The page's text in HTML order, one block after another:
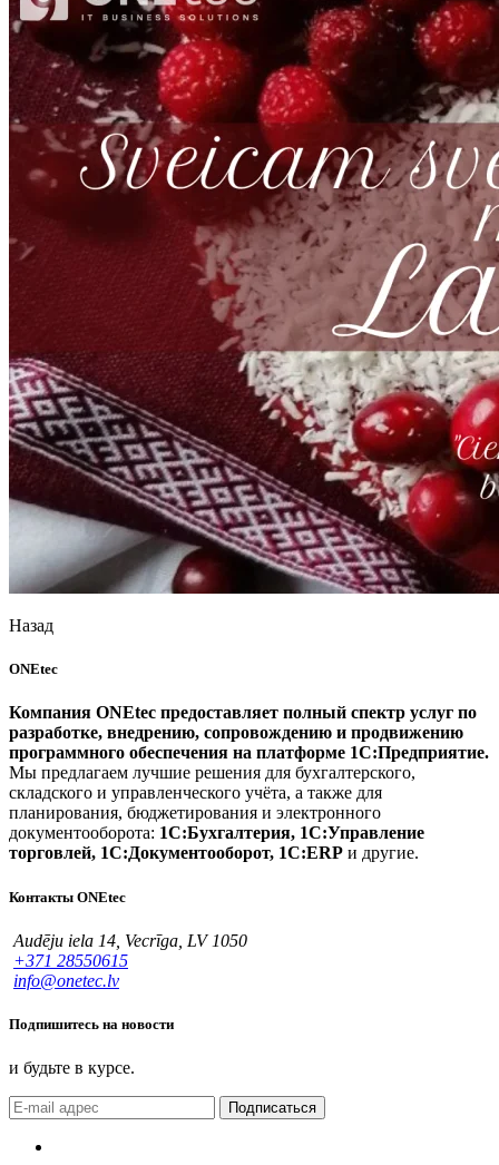
Назад
ONEtec
Компания ONEtec предоставляет полный спектр услуг по
разработке, внедрению, сопровождению и продвижению
программного обеспечения на платформе 1С:Предприятие.
Мы предлагаем лучшие решения для бухгалтерского,
складского и управленческого учёта, а также для
планирования, бюджетирования и электронного
документооборота: 1С:Бухгалтерия, 1С:Управление
торговлей, 1С:Документооборот, 1С:ERP и другие.
Контакты ONEtec
Audēju iela 14, Vecrīga, LV 1050
+371 28550615
info@onetec.lv
Подпишитесь на новости
и будьте в курсе.
Подписаться